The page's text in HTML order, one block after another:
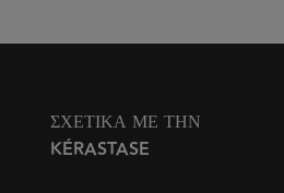
ΣΧΕΤΙΚΆ ΜΕ ΤΗΝ
KÉRASTASE